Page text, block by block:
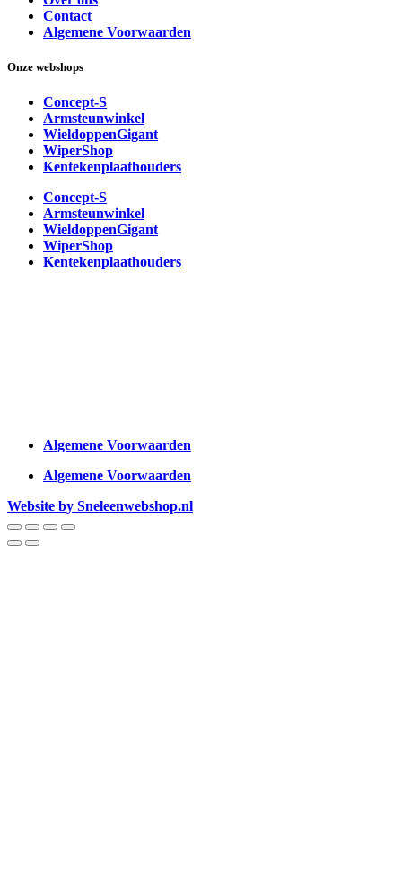
Contact
Algemene Voorwaarden
Onze webshops
Concept-S
Armsteunwinkel
WieldoppenGigant
WiperShop
Kentekenplaathouders
Concept-S
Armsteunwinkel
WieldoppenGigant
WiperShop
Kentekenplaathouders
Algemene Voorwaarden
Algemene Voorwaarden
Website by Sneleenwebshop.nl